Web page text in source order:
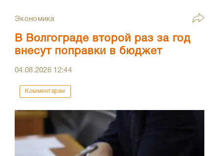
Экономика
В Волгограде второй раз за год
внесут поправки в бюджет
04.08.2026 12:44
Комментарии